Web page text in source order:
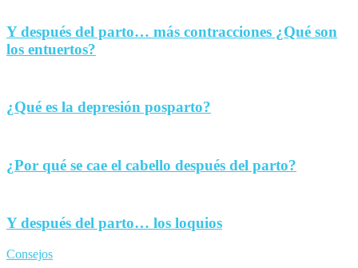
Y después del parto… más contracciones ¿Qué son
los entuertos?
¿Qué es la depresión posparto?
¿Por qué se cae el cabello después del parto?
Y después del parto… los loquios
Consejos